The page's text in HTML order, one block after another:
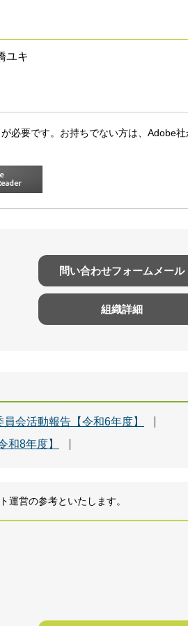
ユキ
必要です。お持ちでない方は、Adobe社
問い合わせフォームメール
組織詳細
会活動報告【令和6年度】
和8年度】
運営の参考といたします。